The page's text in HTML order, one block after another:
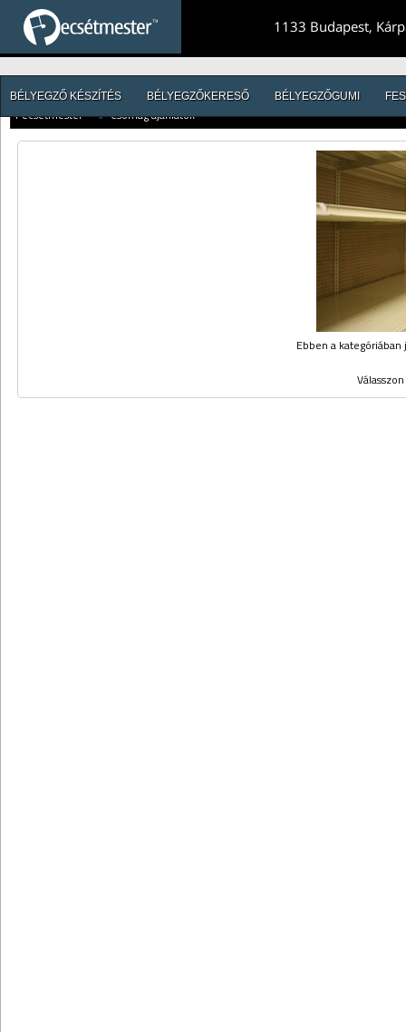
1133 Budapest,
BÉLYEGZŐ KÉSZÍTÉS BÉLYEGZŐKERESŐ BÉLYEGZŐGUMI
Pecsétmester™ // Csomag ajánlatok
Ebben a